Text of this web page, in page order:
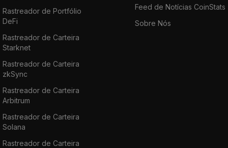
Rastreador de Portfólio
DeFi
Rastreador de Carteira
Starknet
Rastreador de Carteira
zkSync
Rastreador de Carteira
Arbitrum
Rastreador de Carteira
Solana
Rastreador de Carteira
Feed de Notícias CoinStats
Sobre Nós